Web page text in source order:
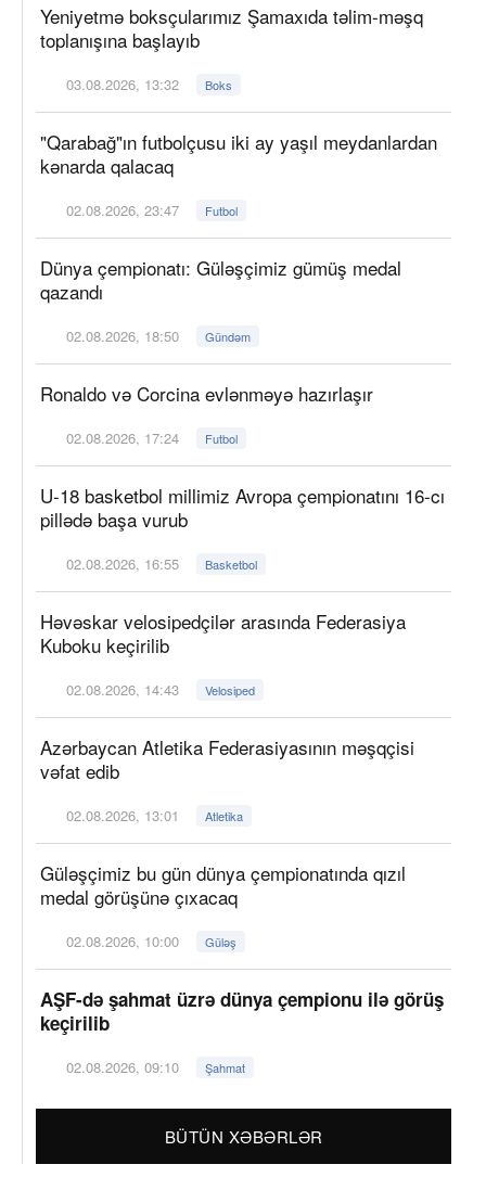
Yeniyetmə boksçularımız Şamaxıda təlim-məşq
toplanışına başlayıb
03.08.2026, 13:32 Boks
"Qarabağ"ın futbolçusu iki ay yaşıl meydanlardan
kənarda qalacaq
02.08.2026, 23:47 Futbol
Dünya çempionatı: Güləşçimiz gümüş medal
qazandı
02.08.2026, 18:50 Gündəm
Ronaldo və Corcina evlənməyə hazırlaşır
02.08.2026, 17:24 Futbol
U-18 basketbol millimiz Avropa çempionatını 16-cı
pillədə başa vurub
02.08.2026, 16:55 Basketbol
Həvəskar velosipedçilər arasında Federasiya
Kuboku keçirilib
02.08.2026, 14:43 Velosiped
Azərbaycan Atletika Federasiyasının məşqçisi
vəfat edib
02.08.2026, 13:01 Atletika
Güləşçimiz bu gün dünya çempionatında qızıl
medal görüşünə çıxacaq
02.08.2026, 10:00 Güləş
AŞF-də şahmat üzrə dünya çempionu ilə görüş
keçirilib
02.08.2026, 09:10 Şahmat
BÜTÜN XƏBƏRLƏR